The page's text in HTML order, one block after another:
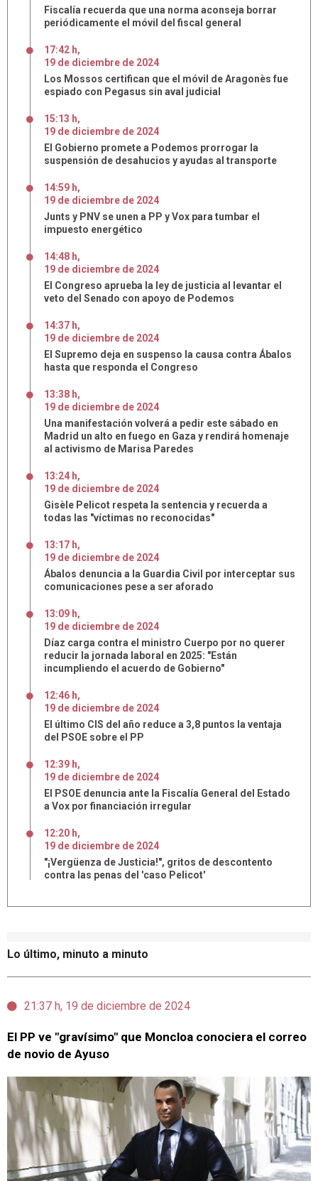
Lo último, minuto a minuto
21:37 h, 19 de diciembre de 2024
El PP ve "gravísimo" que Moncloa conociera el correo
de novio de Ayuso
Fiscalía recuerda que una norma aconseja borrar
periódicamente el móvil del fiscal general
17:42 h,
19 de diciembre de 2024
Los Mossos certifican que el móvil de Aragonès fue
espiado con Pegasus sin aval judicial
15:13 h,
19 de diciembre de 2024
El Gobierno promete a Podemos prorrogar la
suspensión de desahucios y ayudas al transporte
14:59 h,
19 de diciembre de 2024
Junts y PNV se unen a PP y Vox para tumbar el
impuesto energético
14:48 h,
19 de diciembre de 2024
El Congreso aprueba la ley de justicia al levantar el
veto del Senado con apoyo de Podemos
14:37 h,
19 de diciembre de 2024
El Supremo deja en suspenso la causa contra Ábalos
hasta que responda el Congreso
13:38 h,
19 de diciembre de 2024
Una manifestación volverá a pedir este sábado en
Madrid un alto en fuego en Gaza y rendirá homenaje
al activismo de Marisa Paredes
13:24 h,
19 de diciembre de 2024
Gisèle Pelicot respeta la sentencia y recuerda a
todas las "víctimas no reconocidas"
13:17 h,
19 de diciembre de 2024
Ábalos denuncia a la Guardia Civil por interceptar sus
comunicaciones pese a ser aforado
13:09 h,
19 de diciembre de 2024
Díaz carga contra el ministro Cuerpo por no querer
reducir la jornada laboral en 2025: "Están
incumpliendo el acuerdo de Gobierno"
12:46 h,
19 de diciembre de 2024
El último CIS del año reduce a 3,8 puntos la ventaja
del PSOE sobre el PP
12:39 h,
19 de diciembre de 2024
El PSOE denuncia ante la Fiscalía General del Estado
a Vox por financiación irregular
12:20 h,
19 de diciembre de 2024
"¡Vergüenza de Justicia!", gritos de descontento
contra las penas del 'caso Pelicot'